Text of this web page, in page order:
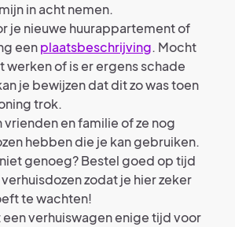
in acht nemen.
je nieuwe huurappartement of
eenplaatsbeschrijving. Mocht
werken of is er ergens schade
je bewijzen dat dit zo was toen
trok.
vrienden en familie of ze nog
hebben die je kan gebruiken.
genoeg? Bestel goed op tijd
zodat je hier zeker
te wachten!
een verhuiswagen enige tijd voor